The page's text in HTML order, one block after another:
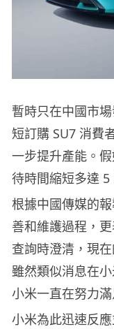
暫時只在中國市
短訂購 SU7 消費
一步提升產能。
待時間縮短多達 5
根據中國傳媒的
善和維護過程，
查詢時澄清，現
雖然類似消息在
小米一直在努力滿
小米為此迅速反